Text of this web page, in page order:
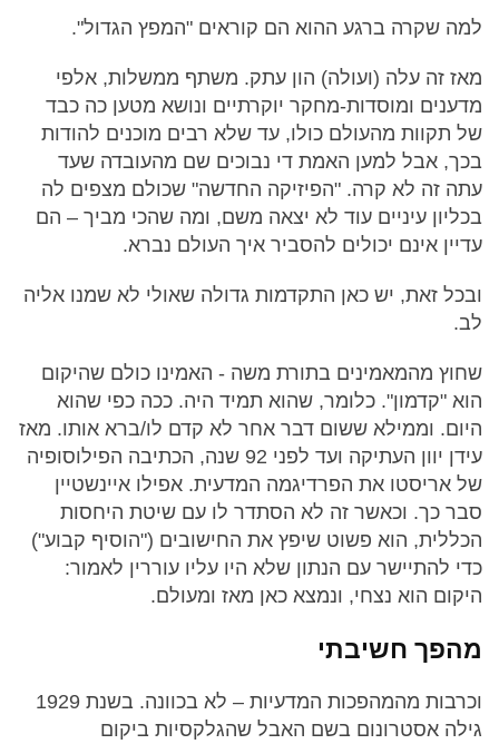
למה שקרה ברגע ההוא הם קוראים "המפץ הגדול".
מאז זה עלה (ועולה) הון עתק. משתף ממשלות, אלפי
מדענים ומוסדות-מחקר יוקרתיים ונושא מטען כה כבד
של תקוות מהעולם כולו, עד שלא רבים מוכנים להודות
בכך, אבל למען האמת די נבוכים שם מהעובדה שעד
עתה זה לא קרה. "הפיזיקה החדשה" שכולם מצפים לה
בכליון עיניים עוד לא יצאה משם, ומה שהכי מביך – הם
עדיין אינם יכולים להסביר איך העולם נברא.
ובכל זאת, יש כאן התקדמות גדולה שאולי לא שמנו אליה
לב.
שחוץ מהמאמינים בתורת משה - האמינו כולם שהיקום
הוא "קדמון". כלומר, שהוא תמיד היה. ככה כפי שהוא
היום. וממילא ששום דבר אחר לא קדם לו/ברא אותו. מאז
עידן יוון העתיקה ועד לפני 92 שנה, הכתיבה הפילוסופיה
של אריסטו את הפרדיגמה המדעית. אפילו איינשטיין
סבר כך. וכאשר זה לא הסתדר לו עם שיטת היחסות
הכללית, הוא פשוט שיפץ את החישובים ("הוסיף קבוע")
כדי להתיישר עם הנתון שלא היו עליו עוררין לאמור:
היקום הוא נצחי, ונמצא כאן מאז ומעולם.
מהפך חשיבתי
וכרבות מהמהפכות המדעיות – לא בכוונה. בשנת 1929
גילה אסטרונום בשם האבל שהגלקסיות ביקום